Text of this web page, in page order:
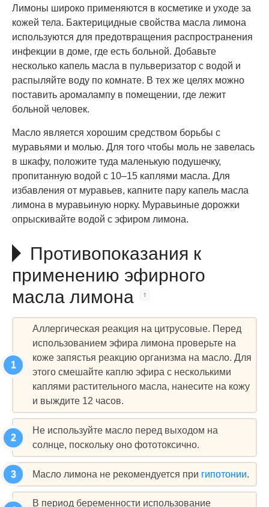
Лимоны широко применяются в косметике и уходе за
кожей тела. Бактерицидные свойства масла лимона
используются для предотвращения распространения
инфекции в доме, где есть больной. Добавьте
несколько капель масла в пульверизатор с водой и
распыляйте воду по комнате. В тех же целях можно
поставить аромалампу в помещении, где лежит
больной человек.
Масло является хорошим средством борьбы с
муравьями и молью. Для того чтобы моль не завелась
в шкафу, положите туда маленькую подушечку,
пропитанную водой с 10–15 каплями масла. Для
избавления от муравьев, капните пару капель масла
лимона в муравьиную норку. Муравьиные дорожки
опрыскивайте водой с эфиром лимона.
Противопоказания к
применению эфирного
масла лимона
Аллергическая реакция на цитрусовые. Перед
использованием эфира лимона проверьте на
коже запястья реакцию организма на масло. Для
этого смешайте каплю эфира с несколькими
каплями растительного масла, нанесите на кожу
и выждите 12 часов.
Не используйте масло перед выходом на
солнце, поскольку оно фототоксично.
Масло лимона не рекомендуется при гипотонии.
В период беременности использование